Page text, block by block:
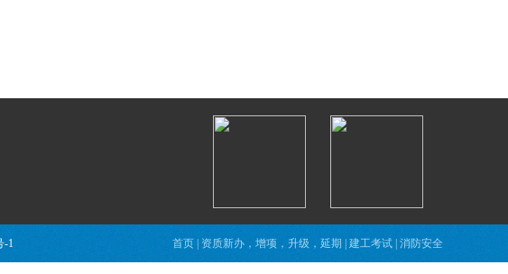
-1 首页 资质新办，增项，升级，延期 建工考试 消防安全